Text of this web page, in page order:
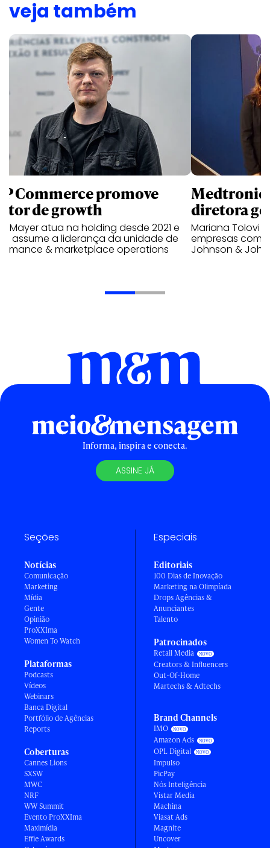
veja também
Commerce promove
de growth
Mayer atua na holding desde 2021 e
assume a liderança da unidade de
& marketplace operations
Medtronic
diretora
Mariana Tolovi
empresas
Johnson &
Informa, inspira e conecta.
ASSINE JÁ
Seções
Notícias
Comunicação
Marketing
Mídia
Gente
Opinião
ProXXIma
Women To Watch
Plataformas
Podcasts
Vídeos
Webinars
Banca Digital
Portfólio de Agências
Reports
Coberturas
Cannes Lions
SXSW
MWC
NRF
WW Summit
Evento ProXXIma
Maximídia
Effie Awards
Especiais
Editoriais
100 Dias de Inovação
Marketing na Olimpíada
Drops Agências &
Anunciantes
Talento
Patrocinados
Retail Media
Creators & Influencers
Out-Of-Home
Martechs & Adtechs
Brand Channels
IMO
Amazon Ads
OPL Digital
Impulso
PicPay
Nós Inteligência
Vistar Media
Machina
Viasat Ads
Magnite
Uncover